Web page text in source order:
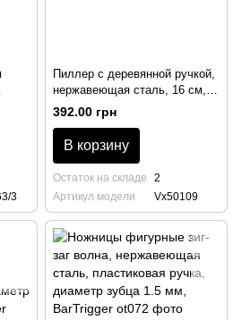
3
Пиллер с деревянной ручкой,
нержавеющая сталь, 16 см,
Victorinox
392.00 грн
В корзину
Остаток на складе
2
Артикул модели
Vx50109